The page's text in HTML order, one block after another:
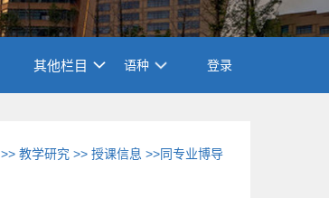
其他栏目 语种 登录
>>教学研究 >>授课信息 >>同专业博导